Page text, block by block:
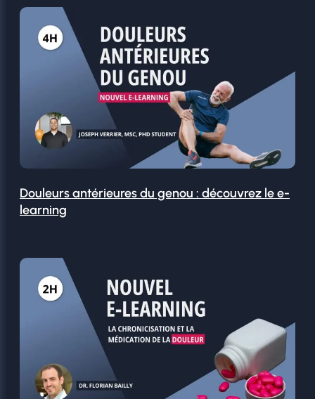
Douleurs antérieures du genou : découvrez le e-
learning